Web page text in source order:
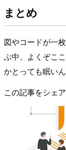
まとめ
図やコードが一
ぶ中、よくぞこ
かとっても眠い
この記事をシェ